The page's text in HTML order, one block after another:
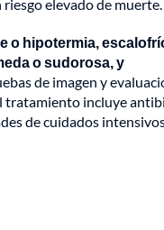
elevado de muerte.
o hipotermia,
o sudorosa, y
de imagen y
tratamiento incluye
de cuidados